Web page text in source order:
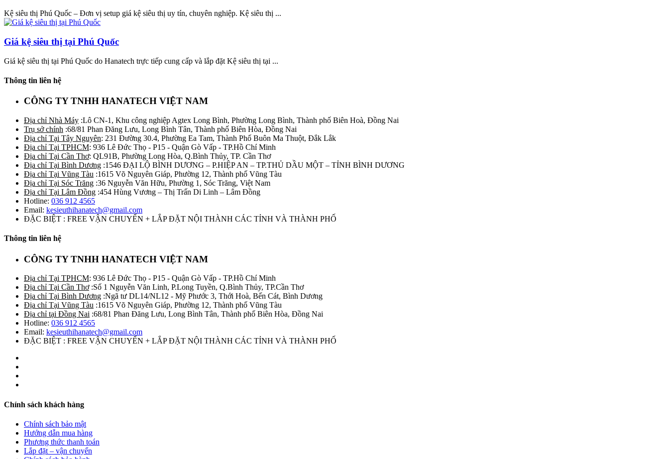
Kệ siêu thị Phú Quốc – Đơn vị setup giá kệ siêu thị uy tín, chuyên nghiệp. Kệ siêu thị ...
Giá kệ siêu thị tại Phú Quốc
Giá kệ siêu thị tại Phú Quốc do Hanatech trực tiếp cung cấp và lắp đặt Kệ siêu thị tại ...
Thông tin liên hệ
CÔNG TY TNHH HANATECH VIỆT NAM
Địa chỉ Nhà Máy :Lô CN-1, Khu công nghiệp Agtex Long Bình, Phường Long Bình, Thành phố Biên Hoà, Đồng Nai
Trụ sở chính :68/81 Phan Đăng Lưu, Long Bình Tân, Thành phố Biên Hòa, Đồng Nai
Địa chỉ Tại Tây Nguyên: 231 Đường 30.4, Phường Ea Tam, Thành Phố Buôn Ma Thuột, Đắk Lắk
Địa chỉ Tại TPHCM: 936 Lê Đức Thọ - P15 - Quận Gò Vấp - TP.Hồ Chí Minh
Địa chỉ Tại Cần Thơ: QL91B, Phường Long Hòa, Q.Bình Thủy, TP. Cần Thơ
Địa chỉ Tại Bình Dương :1546 ĐẠI LỘ BÌNH DƯƠNG – P.HIỆP AN – TP.THỦ DẦU MỘT – TỈNH BÌNH DƯƠNG
Địa chỉ Tại Vũng Tàu :1615 Võ Nguyên Giáp, Phường 12, Thành phố Vũng Tàu
Địa chỉ Tại Sóc Trăng :36 Nguyễn Văn Hữu, Phường 1, Sóc Trăng, Việt Nam
Địa chỉ Tại Lâm Đồng :454 Hùng Vương – Thị Trấn Di Linh – Lâm Đồng
Hotline: 036 912 4565
Email: kesieuthihanatech@gmail.com
ĐẶC BIỆT : FREE VẬN CHUYỂN + LẮP ĐẶT NỘI THÀNH CÁC TỈNH VÀ THÀNH PHỐ
Thông tin liên hệ
CÔNG TY TNHH HANATECH VIỆT NAM
Địa chỉ Tại TPHCM: 936 Lê Đức Thọ - P15 - Quận Gò Vấp - TP.Hồ Chí Minh
Địa chỉ Tại Cần Thơ:Số 1 Nguyễn Văn Linh, P.Long Tuyền, Q.Bình Thủy, TP.Cần Thơ
Địa chỉ Tại Bình Dương :Ngã tư DL14/NL12 - Mỹ Phước 3, Thới Hoà, Bến Cát, Bình Dương
Địa chỉ Tại Vũng Tàu :1615 Võ Nguyên Giáp, Phường 12, Thành phố Vũng Tàu
Địa chỉ tại Đồng Nai :68/81 Phan Đăng Lưu, Long Bình Tân, Thành phố Biên Hòa, Đồng Nai
Hotline: 036 912 4565
Email: kesieuthihanatech@gmail.com
ĐẶC BIỆT : FREE VẬN CHUYỂN + LẮP ĐẶT NỘI THÀNH CÁC TỈNH VÀ THÀNH PHỐ
Chính sách khách hàng
Chính sách bảo mật
Hướng dẫn mua hàng
Phương thức thanh toán
Lắp đặt – vận chuyển